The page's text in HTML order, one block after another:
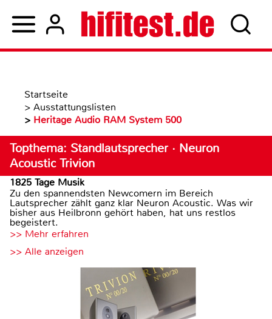
Startseite
> Ausstattungslisten
> Heritage Audio RAM System 500
Topthema: Standlautsprecher · Neuron
Acoustic Trivion
1825 Tage Musik
Zu den spannendsten Newcomern im Bereich
Lautsprecher zählt ganz klar Neuron Acoustic. Was wir
bisher aus Heilbronn gehört haben, hat uns restlos
begeistert.
>> Mehr erfahren
>> Alle anzeigen